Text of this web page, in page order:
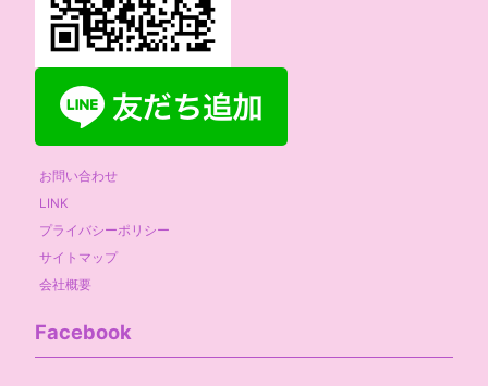
お問い合わせ
LINK
プライバシーポリシー
サイトマップ
会社概要
Facebook